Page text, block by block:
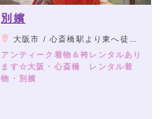
別嬪
大阪市 / 心斎橋駅より東へ徒歩5分
アンティーク着物＆袴レンタルあり
ます☆大阪・心斎橋 レンタル着
物・別嬪